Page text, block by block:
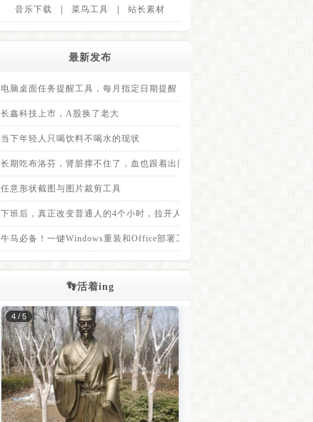
音乐下载 菜鸟工具 站长素材
最新发布
电脑桌面任务提醒工具，每月指定日期提醒
长鑫科技上市，A股换了老大
当下年轻人只喝饮料不喝水的现状
长期吃布洛芬，肾脏撑不住了，血也跟着出问题
任意形状截图与图片裁剪工具
下班后，真正改变普通人的4个小时，拉开人与人之间差距的，不是上班8小
牛马必备！一键Windows重装和Office部署工具，装完免登录
👣活着ing